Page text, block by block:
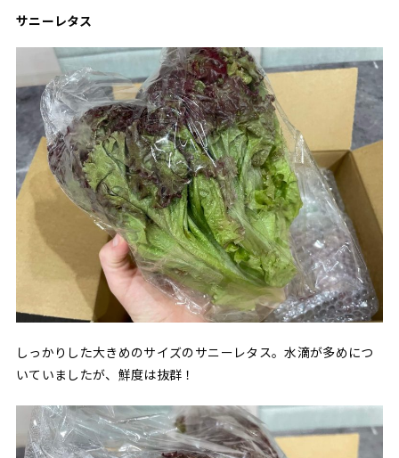
サニーレタス
しっかりした大きめのサイズのサニーレタス。水滴が多めにつ
いていましたが、鮮度は抜群！